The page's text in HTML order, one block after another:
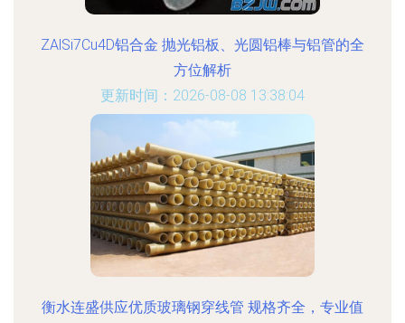
ZAlSi7Cu4D铝合金 抛光铝板、光圆铝棒与铝管的全
方位解析
更新时间：2026-08-08 13:38:04
衡水连盛供应优质玻璃钢穿线管 规格齐全，专业值